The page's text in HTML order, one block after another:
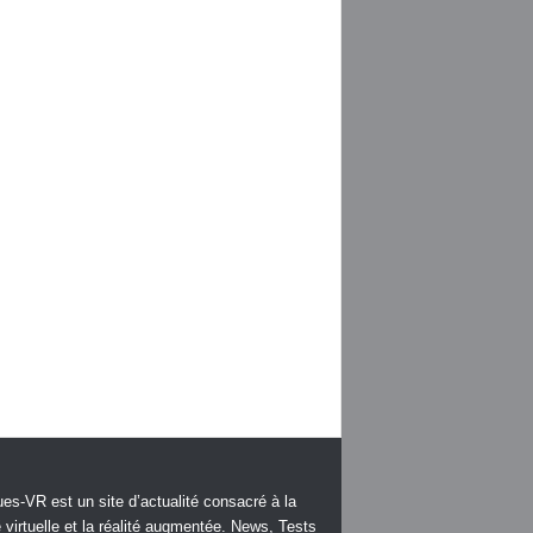
VR est un site d’actualité consacré à la
virtuelle et la réalité augmentée. News, Tests